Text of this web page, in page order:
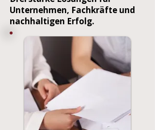
Unternehmen, Fachkräfte und
nachhaltigen Erfolg.